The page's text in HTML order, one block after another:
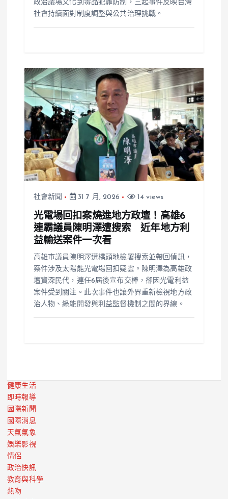
政治議場文化到毒品犯罪防制，三起事件反映台灣
社會持續面對制度調整與公共治理挑戰。
社會新聞 31 7 月, 2026 14 views
光電場回扣案燒進地方政壇！高雄6
連霸議員陳明澤遭搜索 近年地方利
益輸送案件一次看
高雄市議員陳明澤遭橋頭地檢署搜索並帶回偵訊，
案件涉及太陽能光電場回扣疑雲。陳明澤為高雄政
壇資深民代，連任6屆後宣布交棒，卻因光電利益
案件受到關注。此次事件也讓外界重新檢視地方政
治人物、綠能開發與利益監督機制之間的界線。
健康生活
即時報導
國際新聞
國際消息
天氣氣象
娛樂影視
情侶
政治快訊
教育與科學
熱吻